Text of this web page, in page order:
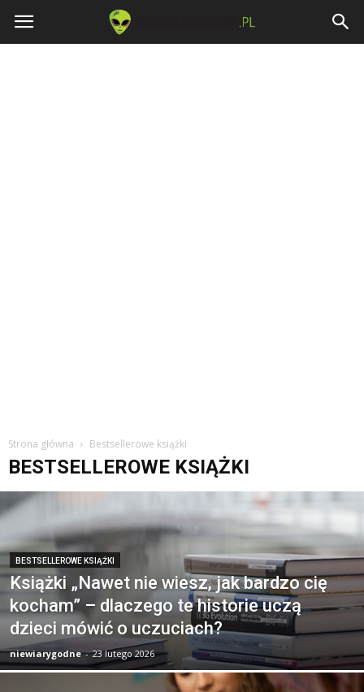
Niewiarygodne.pl
Strona główna Bestsellerowe książki
BESTSELLEROWE KSIĄŻKI
BESTSELLEROWE KSIĄŻKI
Książki „Nawet nie wiesz, jak bardzo cię
kocham” – dlaczego te historie uczą
dzieci mówić o uczuciach?
niewiarygodne - 23 lutego 2026